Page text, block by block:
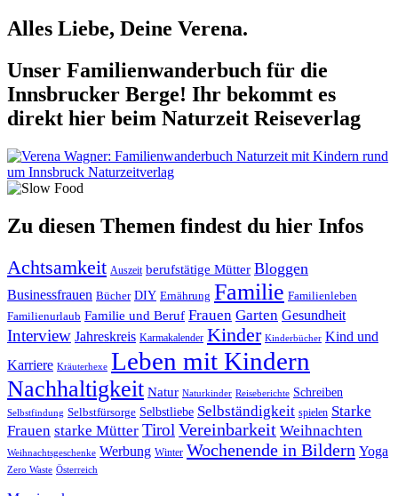
Alles Liebe, Deine Verena.
Unser Familienwanderbuch für die
Innsbrucker Berge! Ihr bekommt es
direkt hier beim Naturzeit Reiseverlag
Zu diesen Themen findest du hier Infos
Achtsamkeit Auszeit berufstätige Mütter Bloggen
Businessfrauen Bücher DIY Ernährung Familie Familienleben
Familienurlaub Familie und Beruf Frauen Garten Gesundheit
Interview Jahreskreis Karmakalender Kinder Kinderbücher Kind und
Karriere Kräuterhexe Leben mit Kindern
Nachhaltigkeit Natur Naturkinder Reiseberichte Schreiben
Selbstfindung Selbstfürsorge Selbstliebe Selbständigkeit spielen Starke
Frauen starke Mütter Tirol Vereinbarkeit Weihnachten
Weihnachtsgeschenke Werbung Winter Wochenende in Bildern Yoga
Zero Waste Österreich